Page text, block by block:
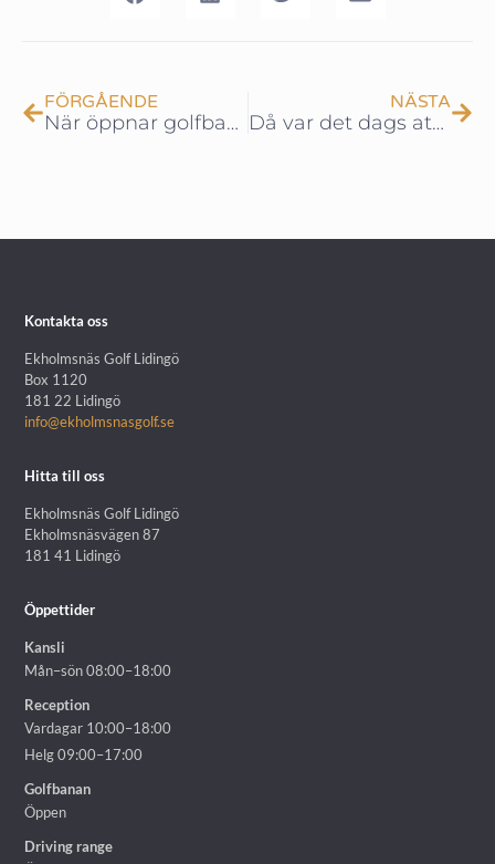
FÖRGÅENDE
När öppnar golfbanan? Vad händer med utbyggnaden till 12 hål och vad gäller kring maxtaket? Johan svarar på några viktiga frågor inför öppningen av golfbanan.
NÄSTA
Då var det dags att öppna golfbanan för säsongen!
Kontakta oss
Ekholmsnäs Golf Lidingö
Box 1120
181 22 Lidingö
info@ekholmsnasgolf.se
Hitta till oss
Ekholmsnäs Golf Lidingö
Ekholmsnäsvägen 87
181 41 Lidingö
Öppettider
Kansli
Mån–sön 08:00–18:00
Reception
Vardagar 10:00–18:00
Helg 09:00–17:00
Golfbanan
Öppen
Driving range